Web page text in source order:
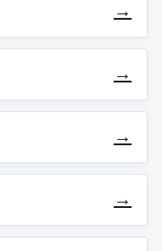
→
→
→
→